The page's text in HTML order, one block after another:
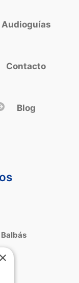
Audioguías
Contacto
Blog
×